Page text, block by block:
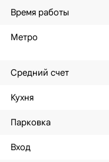
Время работы
Метро
Средний счет
Кухня
Парковка
Вход